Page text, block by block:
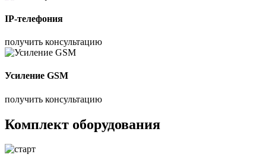
IP-телефония
получить консультацию
Усиление GSM
получить консультацию
Комплект оборудования